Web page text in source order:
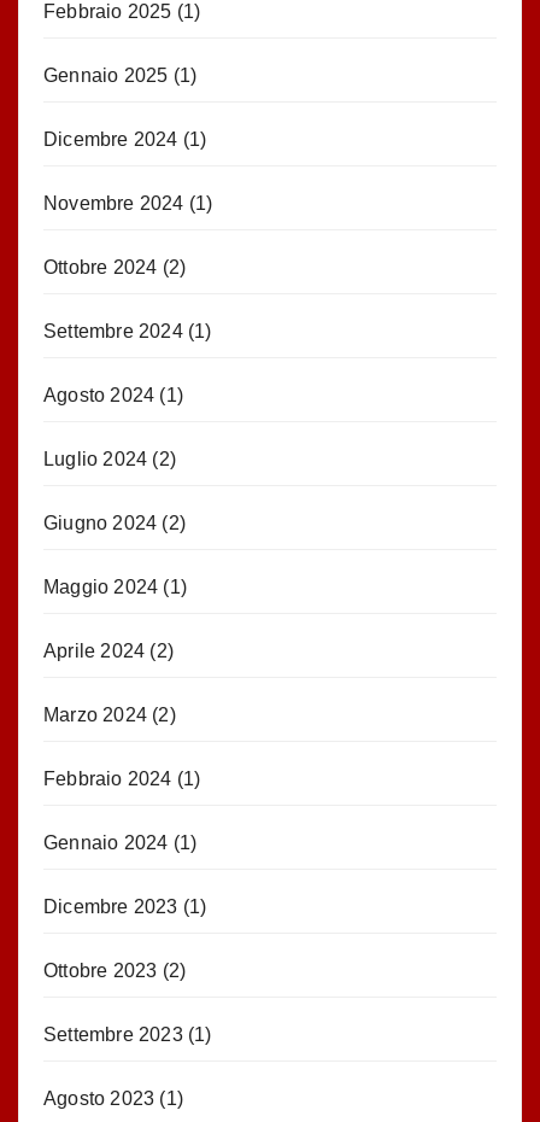
Febbraio 2025 (1)
Gennaio 2025 (1)
Dicembre 2024 (1)
Novembre 2024 (1)
Ottobre 2024 (2)
Settembre 2024(1)
Agosto 2024 (1)
Luglio 2024 (2)
Giugno 2024 (2)
Maggio 2024 (1)
Aprile 2024 (2)
Marzo 2024 (2)
Febbraio 2024 (1)
Gennaio 2024 (1)
Dicembre 2023 (1)
Ottobre 2023 (2)
Settembre 2023(1)
Agosto 2023 (1)